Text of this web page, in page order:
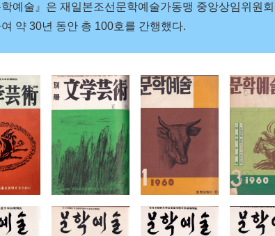
학예술』은 재일본조선문학예술가동맹 중앙상임위원
약 30년 동안 총 100호를 간행했다.